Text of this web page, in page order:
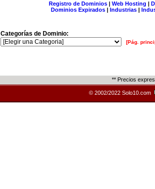
Registro de Dominios| Web Hosting |
Dominios Expirados | Industrias |
Categorías de Dominio:
[Pág.
** Precios
© 2002/2022 Solo10.com